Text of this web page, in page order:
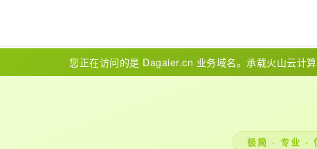
您正在访问的是 Dagaier.cn 业务域名。承载火山云计
极简 · 专业 ·